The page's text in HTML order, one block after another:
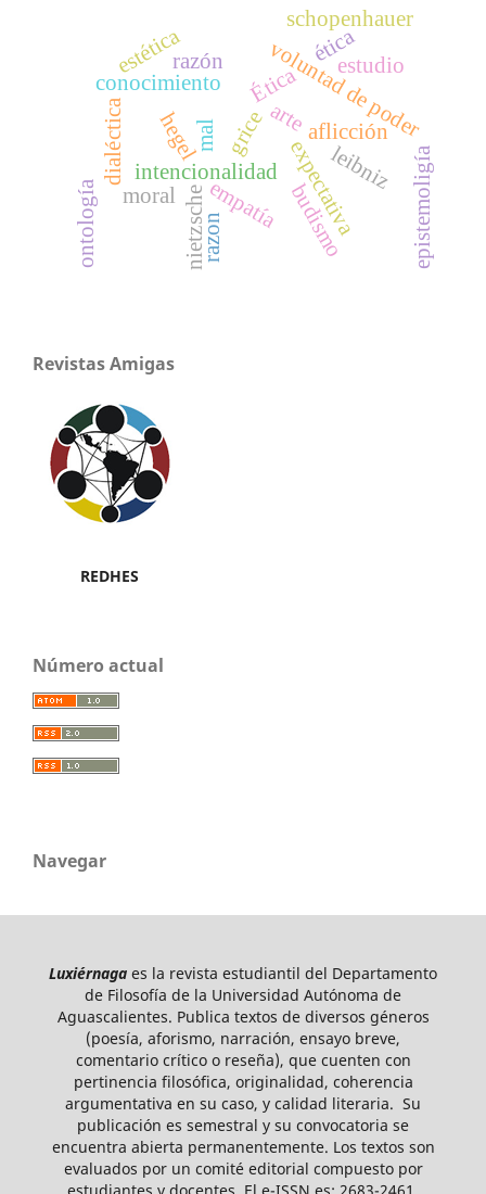
conocimiento
estética
arte aflicción
voluntad de poder
Ética
grice
intencionalidad expectativa
dialéctica hegel
nietzsche
razón
leibniz
ética
moral epistemoligía
empatía
ontología
estudio
schopenhauer
razon
mal
budismo
Revistas Amigas
REDHES
Número actual
Navegar
Luxiérnaga es la revista estudiantil del Departamento
de Filosofía de la Universidad Autónoma de
Aguascalientes. Publica textos de diversos géneros
(poesía, aforismo, narración, ensayo breve,
comentario crítico o reseña), que cuenten con
pertinencia filosófica, originalidad, coherencia
argumentativa en su caso, y calidad literaria. Su
publicación es semestral y su convocatoria se
encuentra abierta permanentemente. Los textos son
evaluados por un comité editorial compuesto por